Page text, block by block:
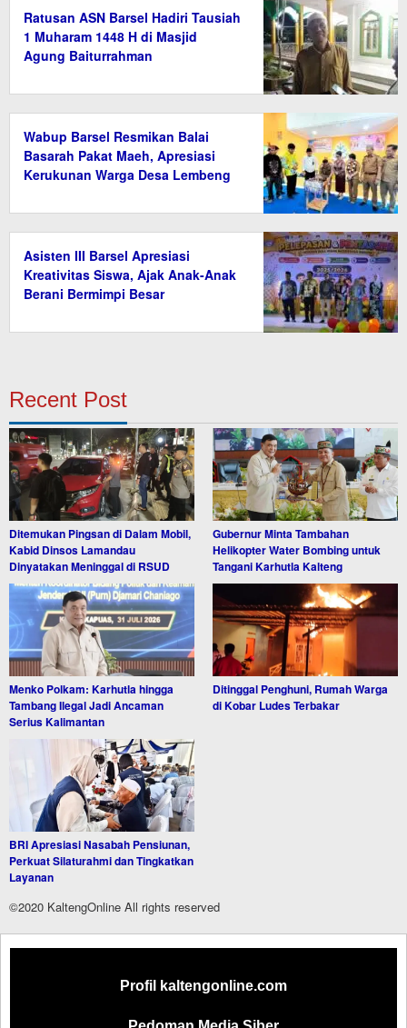
Ratusan ASN Barsel Hadiri Tausiah
1 Muharam 1448 H di Masjid
Agung Baiturrahman
Wabup Barsel Resmikan Balai
Basarah Pakat Maeh, Apresiasi
Kerukunan Warga Desa Lembeng
Asisten III Barsel Apresiasi
Kreativitas Siswa, Ajak Anak-Anak
Berani Bermimpi Besar
Recent Post
Ditemukan Pingsan di Dalam Mobil,
Kabid Dinsos Lamandau
Dinyatakan Meninggal di RSUD
Gubernur Minta Tambahan
Helikopter Water Bombing untuk
Tangani Karhutla Kalteng
Menko Polkam: Karhutla hingga
Tambang Ilegal Jadi Ancaman
Serius Kalimantan
Ditinggal Penghuni, Rumah Warga
di Kobar Ludes Terbakar
BRI Apresiasi Nasabah Pensiunan,
Perkuat Silaturahmi dan Tingkatkan
Layanan
©2020 KaltengOnline All rights reserved
Profil kaltengonline.com